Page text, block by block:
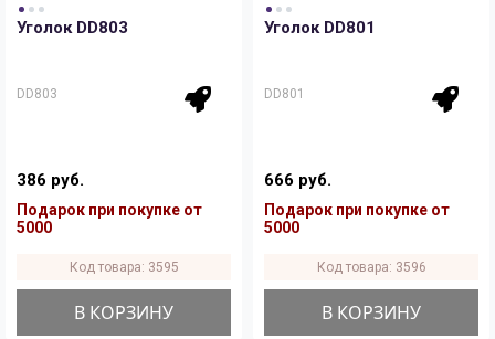
Уголок DD803
DD803
386 руб.
Подарок при покупке от
5000
Код товара: 3595
В КОРЗИНУ
Уголок DD801
DD801
666 руб.
Подарок при покупке от
5000
Код товара: 3596
В КОРЗИНУ